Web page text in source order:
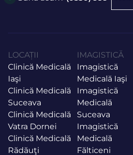
LOCAȚII
Clinică Medicală
Iaşi
Clinică Medicală
Suceava
Clinică Medicală
Vatra Dornei
Clinică Medicală
Rădăuţi
IMAGISTICĂ
Imagistică
Medicală Iaşi
Imagistică
Medicală
Suceava
Imagistică
Medicală
Fălticeni